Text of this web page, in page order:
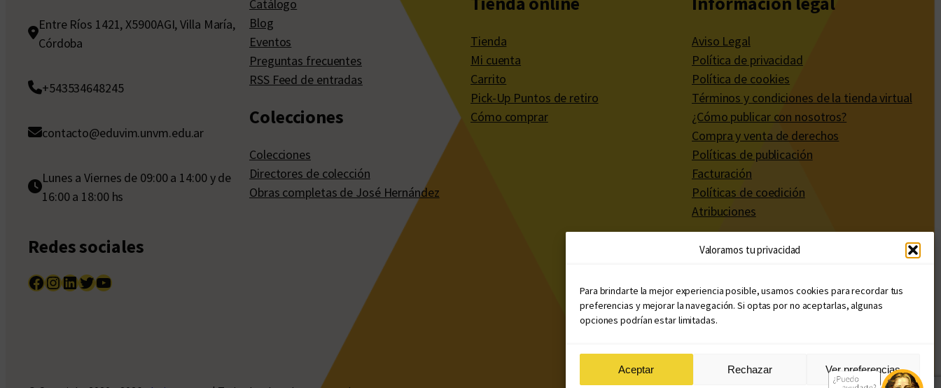
Valoramos tu privacidad
Para brindarte la mejor experiencia posible, usamos cookies para recordar tus
preferencias y mejorar la navegación. Si optas por no aceptarlas, algunas
opciones podrían estar limitadas.
Aceptar Rechazar Ver preferencias
Entre Ríos 1421, X5900AGI, Villa María,
Córdoba
+543534648245
contacto@eduvim.unvm.edu.ar
Lunes a Viernes de 09:00 a 14:00 y de
16:00 a 18:00 hs
Redes sociales
Facebook InstagramLinkedIn Twitter YouTube
Catálogo
Blog
Eventos
Preguntas frecuentes
RSS Feed de entradas
Colecciones
Colecciones
Directores de colección
Obras completas de José Hernández
Tienda
Mi cuenta
Carrito
Pick-Up Puntos de retiro
Cómo comprar
Aviso Legal
Política de privacidad
Política de cookies
Términos y condiciones de la tienda virtual
¿Cómo publicar con nosotros?
Compra y venta de derechos
Políticas de publicación
Facturación
Políticas de coedición
Atribuciones